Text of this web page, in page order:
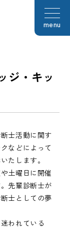
menu
ジ・キッ
士活動に関す
などによって
たします。
土曜日に開催
先輩診断士が
士としての夢
われている